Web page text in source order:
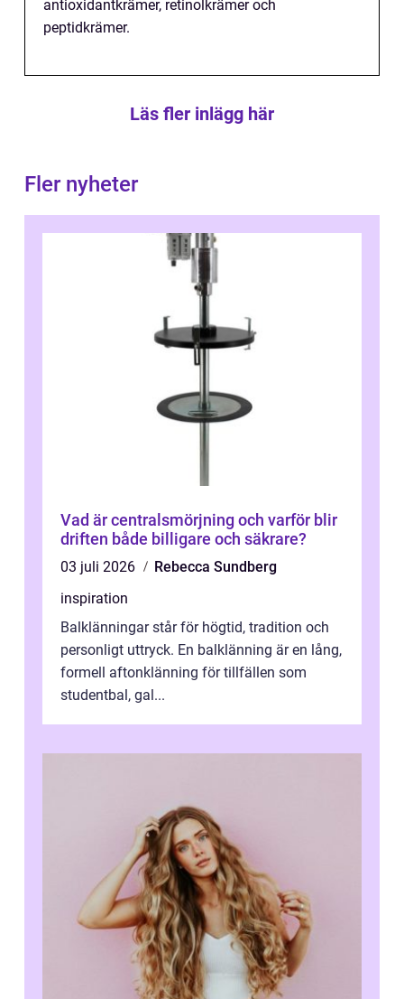
antioxidantkrämer, retinolkrämer och
peptidkrämer.
Läs fler inlägg här
Fler nyheter
Vad är centralsmörjning och varför blir
driften både billigare och säkrare?
03 juli 2026
Rebecca Sundberg
inspiration
Balklänningar står för högtid, tradition och
personligt uttryck. En balklänning är en lång,
formell aftonklänning för tillfällen som
studentbal, gal...